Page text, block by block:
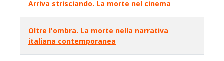
Arriva strisciando. La morte nel cinema
Oltre l'ombra. La morte nella narrativa
italiana contemporanea